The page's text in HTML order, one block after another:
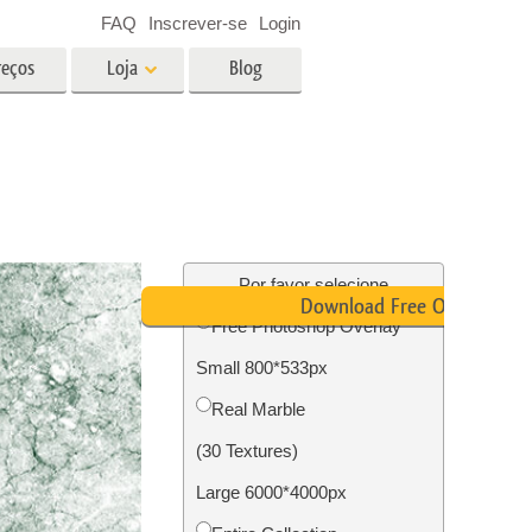
de
Foto Restauração Serviços
Loja Blog
FAQ Inscrever-se Login
Por favor selecione
Free Photoshop Overlay
Small 800*533px
Real Marble
(30 Textures)
Large 6000*4000px
Download Free Overlay